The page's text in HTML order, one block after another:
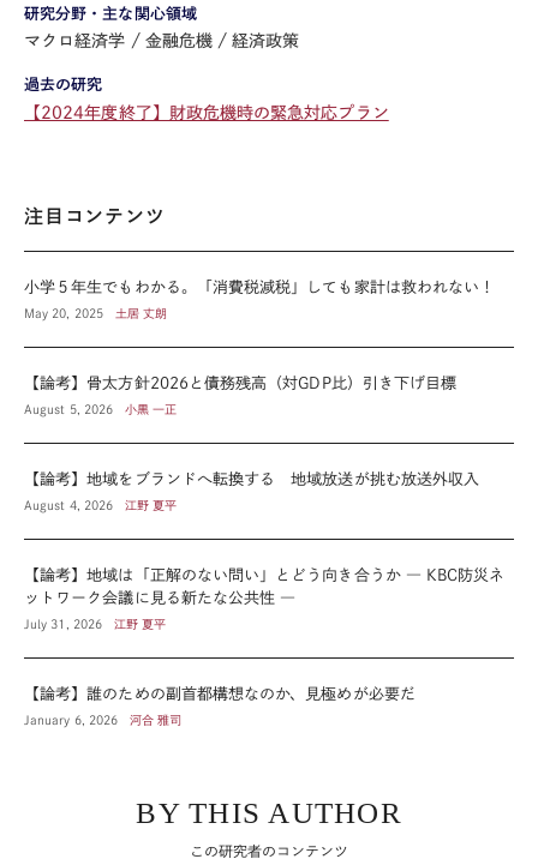
研究分野・主な関心領域
マクロ経済学 金融危機 経済政策
過去の研究
【2024年度終了】財政危機時の緊急対応プラン
注目コンテンツ
小学５年生でもわかる。「消費税減税」しても家計は救われない！
May 20, 2025 土居 丈朗
【論考】骨太方針2026と債務残高（対GDP比）引き下げ目標
August 5, 2026 小黒 一正
【論考】地域をブランドへ転換する 地域放送が挑む放送外収入
August 4, 2026 江野 夏平
【論考】地域は「正解のない問い」とどう向き合うか ― KBC防災ネ
ットワーク会議に見る新たな公共性 ―
July 31, 2026 江野 夏平
【論考】誰のための副首都構想なのか、見極めが必要だ
January 6, 2026 河合 雅司
BY THIS AUTHOR
この研究者のコンテンツ